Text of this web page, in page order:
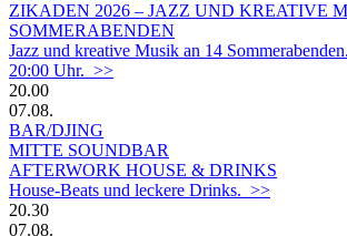
ZIKADEN 2026 – JAZZ UND KREATIVE
SOMMERABENDEN
Jazz und kreative Musik an 14
20:00 Uhr. >>
20.00
07.08.
BAR/DJING
MITTE SOUNDBAR
AFTERWORK HOUSE & DRINKS
House-Beats und leckere Drinks. >>
20.30
07.08.